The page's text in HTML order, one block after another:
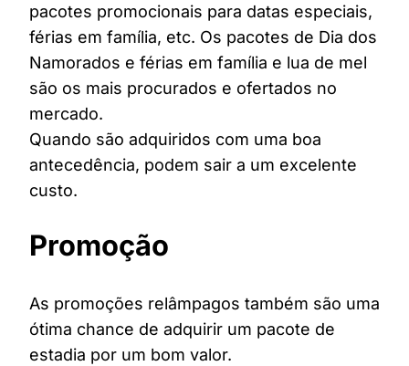
pacotes promocionais para datas especiais,
férias em família, etc. Os pacotes de Dia dos
Namorados e férias em família e lua de mel
são os mais procurados e ofertados no
mercado.
Quando são adquiridos com uma boa
antecedência, podem sair a um excelente
custo.
Promoção
As promoções relâmpagos também são uma
ótima chance de adquirir um pacote de
estadia por um bom valor.